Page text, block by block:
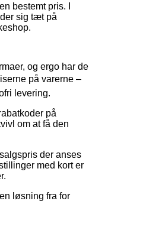
bestemt pris. I
sig tæt på
og ergo har de
på varerne –
levering.
på
om at få den
der anses
med kort er
løsning fra for